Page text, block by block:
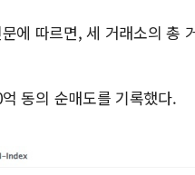
에 따르면, 세 거래소의 총
동의 순매도를 기록했다.